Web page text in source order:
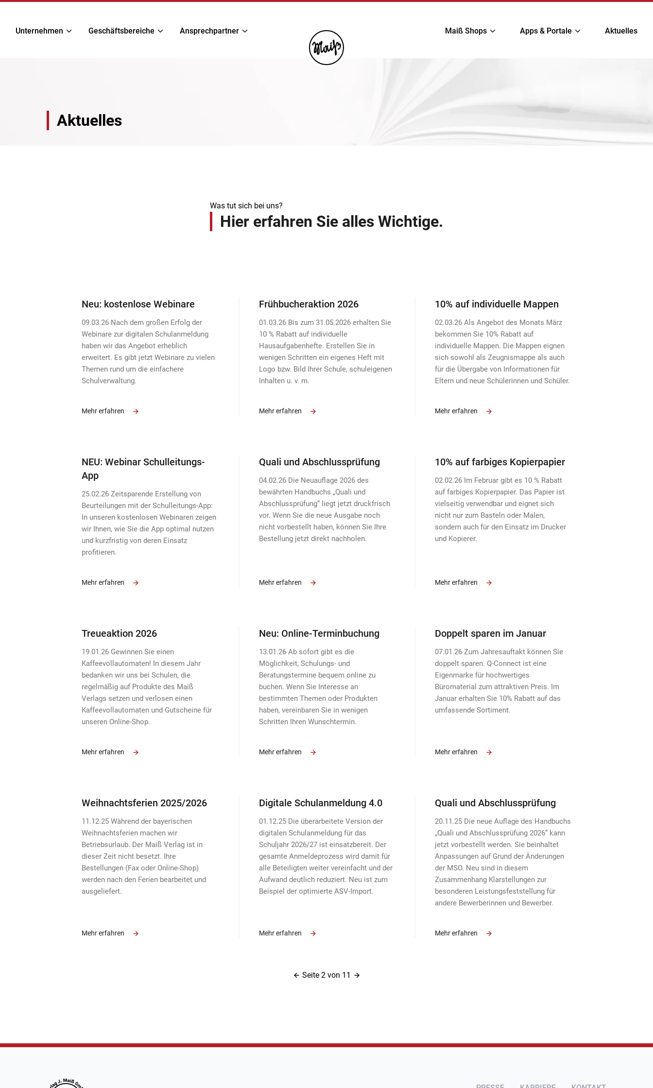
Unternehmen Geschäftsbereiche Ansprechpartner Maiß Shops Apps & Portale Aktuelles
Aktuelles
Was tut sich bei uns?
Hier erfahren Sie alles Wichtige.
Neu: kostenlose Webinare
09.03.26 Nach dem großen Erfolg der
Webinare zur digitalen Schulanmeldung
haben wir das Angebot erheblich
erweitert. Es gibt jetzt Webinare zu vielen
Themen rund um die einfachere
Schulverwaltung.
Mehr erfahren
Frühbucheraktion 2026
01.03.26 Bis zum 31.05.2026 erhalten Sie
10 % Rabatt auf individuelle
Hausaufgabenhefte. Erstellen Sie in
wenigen Schritten ein eigenes Heft mit
Logo bzw. Bild Ihrer Schule, schuleigenen
Inhalten u. v. m.
Mehr erfahren
10% auf individuelle Mappen
02.03.26 Als Angebot des Monats März
bekommen Sie 10% Rabatt auf
individuelle Mappen. Die Mappen eignen
sich sowohl als Zeugnismappe als auch
für die Übergabe von Informationen für
Eltern und neue Schülerinnen und Schüler.
Mehr erfahren
NEU: Webinar Schulleitungs-
App
25.02.26 Zeitsparende Erstellung von
Beurteilungen mit der Schulleitungs-App:
In unseren kostenlosen Webinaren zeigen
wir Ihnen, wie Sie die App optimal nutzen
und kurzfristig von deren Einsatz
profitieren.
Mehr erfahren
Quali und Abschlussprüfung
04.02.26 Die Neuauflage 2026 des
bewährten Handbuchs „Quali und
Abschlussprüfung“ liegt jetzt druckfrisch
vor. Wenn Sie die neue Ausgabe noch
nicht vorbestellt haben, können Sie Ihre
Bestellung jetzt direkt nachholen.
Mehr erfahren
10% auf farbiges Kopierpapier
02.02.26 Im Februar gibt es 10 % Rabatt
auf farbiges Kopierpapier. Das Papier ist
vielseitig verwendbar und eignet sich
nicht nur zum Basteln oder Malen,
sondern auch für den Einsatz im Drucker
und Kopierer.
Mehr erfahren
Treueaktion 2026
19.01.26 Gewinnen Sie einen
Kaffeevollautomaten! In diesem Jahr
bedanken wir uns bei Schulen, die
regelmäßig auf Produkte des Maiß
Verlags setzen und verlosen einen
Kaffeevollautomaten und Gutscheine für
unseren Online-Shop.
Mehr erfahren
Neu: Online-Terminbuchung
13.01.26 Ab sofort gibt es die
Möglichkeit, Schulungs- und
Beratungstermine bequem online zu
buchen. Wenn Sie Interesse an
bestimmten Themen oder Produkten
haben, vereinbaren Sie in wenigen
Schritten Ihren Wunschtermin.
Mehr erfahren
Doppelt sparen im Januar
07.01.26 Zum Jahresauftakt können Sie
doppelt sparen. Q-Connect ist eine
Eigenmarke für hochwertiges
Büromaterial zum attraktiven Preis. Im
Januar erhalten Sie 10% Rabatt auf das
umfassende Sortiment.
Mehr erfahren
Weihnachtsferien 2025/2026
11.12.25 Während der bayerischen
Weihnachtsferien machen wir
Betriebsurlaub. Der Maiß Verlag ist in
dieser Zeit nicht besetzt. Ihre
Bestellungen (Fax oder Online-Shop)
werden nach den Ferien bearbeitet und
ausgeliefert.
Mehr erfahren
Digitale Schulanmeldung 4.0
01.12.25 Die überarbeitete Version der
digitalen Schulanmeldung für das
Schuljahr 2026/27 ist einsatzbereit. Der
gesamte Anmeldeprozess wird damit für
alle Beteiligten weiter vereinfacht und der
Aufwand deutlich reduziert. Neu ist zum
Beispiel der optimierte ASV-Import.
Mehr erfahren
Quali und Abschlussprüfung
20.11.25 Die neue Auflage des Handbuchs
„Quali und Abschlussprüfung 2026“ kann
jetzt vorbestellt werden. Sie beinhaltet
Anpassungen auf Grund der Änderungen
der MSO. Neu sind in diesem
Zusammenhang Klarstellungen zur
besonderen Leistungsfeststellung für
andere Bewerberinnen und Bewerber.
Mehr erfahren
Seite 2 von 11